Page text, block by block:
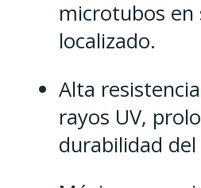
microtubos en
localizado.
Alta
rayos UV,
durabilidad del